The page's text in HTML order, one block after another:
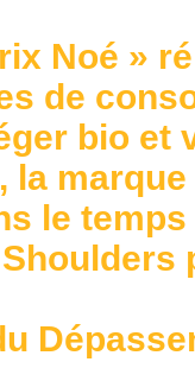
Noé »
de
bio et
la
le temps